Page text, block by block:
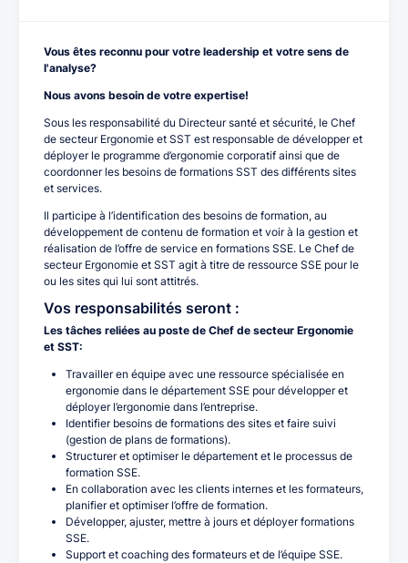
Vous êtes reconnu pour votre leadership et votre sens de
l'analyse?
Nous avons besoin de votre expertise!
Sous les responsabilité du Directeur santé et sécurité, le Chef
de secteur Ergonomie et SST est responsable de développer et
déployer le programme d’ergonomie corporatif ainsi que de
coordonner les besoins de formations SST des différents sites
et services.
Il participe à l’identification des besoins de formation, au
développement de contenu de formation et voir à la gestion et
réalisation de l’offre de service en formations SSE. Le Chef de
secteur Ergonomie et SST agit à titre de ressource SSE pour le
ou les sites qui lui sont attitrés.
Vos responsabilités seront :
Les tâches reliées au poste de Chef de secteur Ergonomie
et SST:
Travailler en équipe avec une ressource spécialisée en
ergonomie dans le département SSE pour développer et
déployer l’ergonomie dans l’entreprise.
Identifier besoins de formations des sites et faire suivi
(gestion de plans de formations).
Structurer et optimiser le département et le processus de
formation SSE.
En collaboration avec les clients internes et les formateurs,
planifier et optimiser l’offre de formation.
Développer, ajuster, mettre à jours et déployer formations
SSE.
Support et coaching des formateurs et de l’équipe SSE.